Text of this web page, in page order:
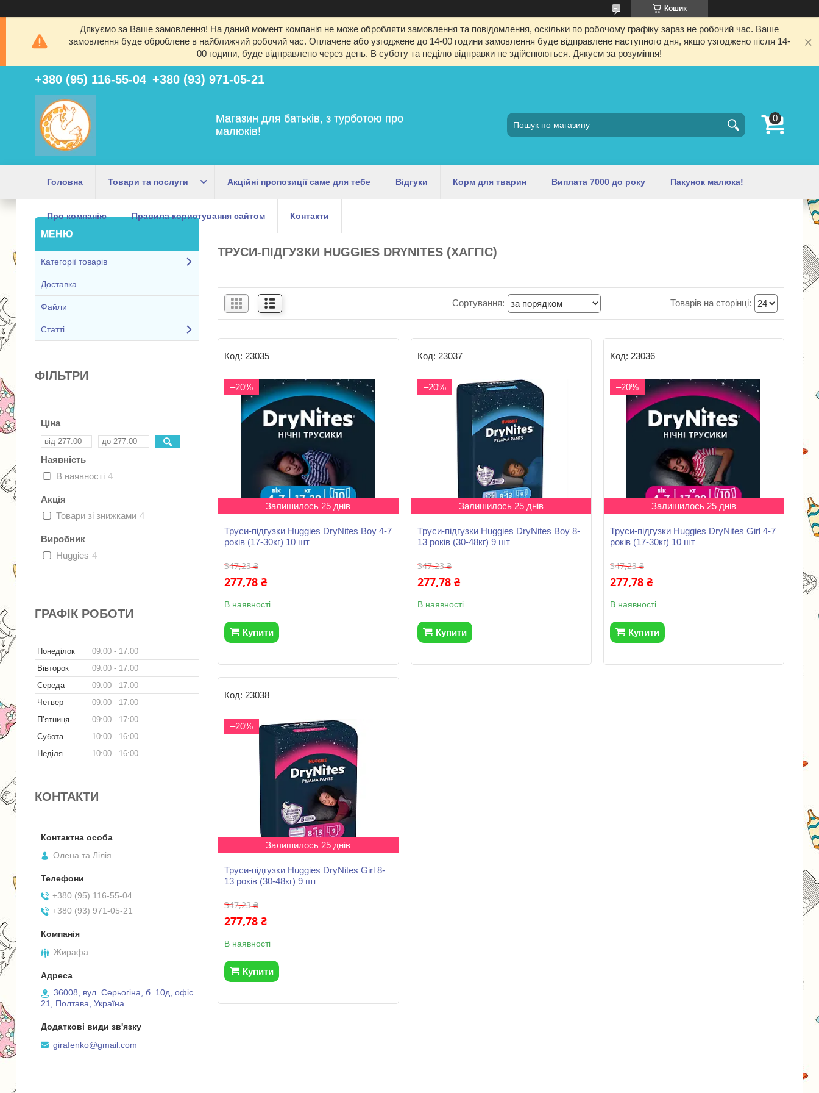
Кошик
Дякуємо за Ваше замовлення! На даний момент компанія не може обробляти замовлення та повідомлення, оскільки по робочому графіку зараз не робочий час. Ваше
замовлення буде оброблене в найближчий робочий час. Оплачене або узгоджене до 14-00 години замовлення буде відправлене наступного дня, якщо узгоджено після 14-
00 години, буде відправлено через день. В суботу та неділю відправки не здійснюються. Дякуєм за розуміння!
+380 (95) 116-55-04 +380 (93) 971-05-21
Магазин для батьків, з турботою про
малюків!
Головна Товари та послуги Акційні пропозиції саме для тебе Відгуки Корм для тварин Виплата 7000 до року Пакунок малюка!
Про компанію Правила користування сайтом Контакти
ТРУСИ-ПІДГУЗКИ HUGGIES DRYNITES (ХАГГІС)
23035
Залишилось 25 днів
–20%
Труси-підгузки Huggies DryNites Boy 4-7
років (17-30кг) 10 шт
347,23 ₴
277,78 ₴
В наявності
Купити
23037
Залишилось 25 днів
–20%
Труси-підгузки Huggies DryNites Boy 8-
13 років (30-48кг) 9 шт
347,23 ₴
277,78 ₴
В наявності
Купити
23036
Залишилось 25 днів
–20%
Труси-підгузки Huggies DryNites Girl 4-7
років (17-30кг) 10 шт
347,23 ₴
277,78 ₴
В наявності
Купити
23038
Залишилось 25 днів
–20%
Труси-підгузки Huggies DryNites Girl 8-
13 років (30-48кг) 9 шт
347,23 ₴
277,78 ₴
В наявності
Купити
Категорії товарів
Доставка
Файли
Статті
ФІЛЬТРИ
Ціна
Наявність
В наявності 4
Акція
Товари зі знижками 4
Виробник
Huggies 4
ГРАФІК РОБОТИ
Понеділок 09:00
17:00
Вівторок
09:00
17:00
Середа
09:00
17:00
Четвер
09:00
17:00
Пʼятниця
09:00
17:00
Субота
10:00
16:00
Неділя
10:00 16:00
КОНТАКТИ
Олена та Лілія
+380 (95) 116-55-04
+380 (93) 971-05-21
Жирафа
36008, вул. Серьогіна, б. 10д, офіс
21, Полтава, Україна
girafenko@gmail.com